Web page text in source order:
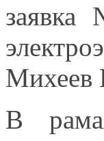
заявка
Михеев
В